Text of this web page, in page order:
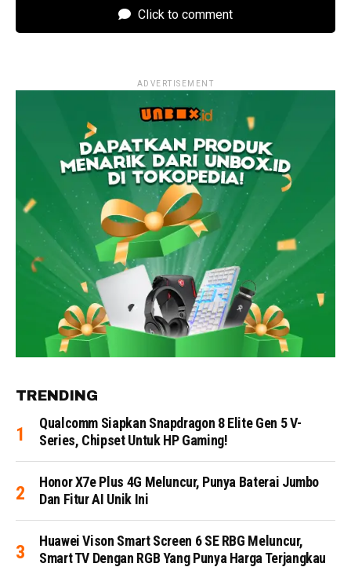
Click to comment
ADVERTISEMENT
TRENDING
Qualcomm Siapkan Snapdragon 8 Elite Gen 5 V-
Series, Chipset Untuk HP Gaming!
Honor X7e Plus 4G Meluncur, Punya Baterai Jumbo
Dan Fitur AI Unik Ini
Huawei Vison Smart Screen 6 SE RBG Meluncur,
Smart TV Dengan RGB Yang Punya Harga Terjangkau